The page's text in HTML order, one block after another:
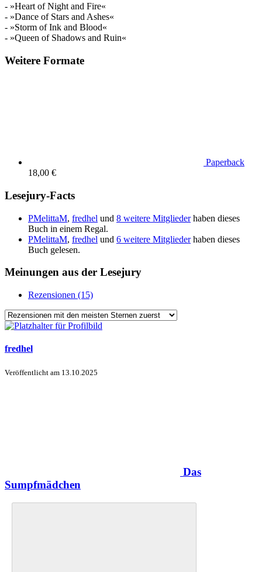
- »Heart of Night and Fire«
- »Dance of Stars and Ashes«
- »Storm of Ink and Blood«
- »Queen of Shadows and Ruin«
Weitere Formate
Paperback
18,00 €
Lesejury-Facts
PMelittaM, fredhel und 8 weitere Mitgliederhaben dieses
Buch in einem Regal.
PMelittaM, fredhel und 6 weitere Mitgliederhaben dieses
Buch gelesen.
Meinungen aus der Lesejury
Rezensionen (15)
fredhel
Veröffentlicht am 13.10.2025
Das
Sumpfmädchen